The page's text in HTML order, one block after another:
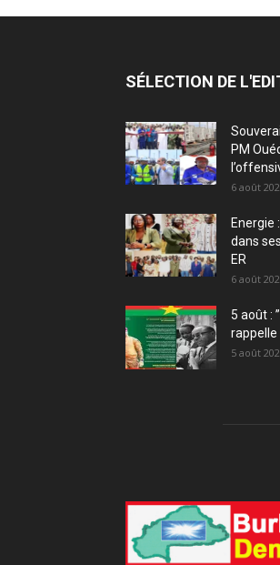
SÉLECTION DE
PM
6 août
Energie
dans
ER
6 août
5 août :
rappelle
5 août